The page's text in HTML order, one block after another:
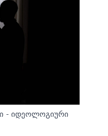
- იდეოლოგიური